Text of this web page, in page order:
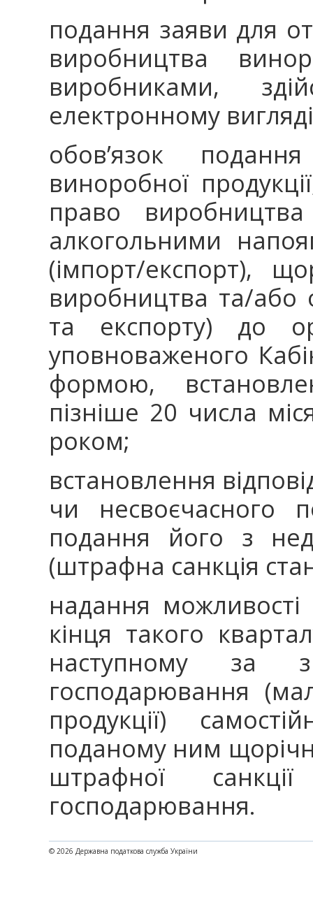
подання заяви для
виробництва
виробниками,
електронному
обов’язок
виноробної
право
алкогольними
(імпорт/експорт),
виробництва та/або
та експорту) до
уповноваженого
формою,
пізніше 20 числа
роком;
встановлення
чи несвоєчасного
подання його з
(штрафна санкція
надання
кінця такого
наступному за
господарювання
продукції)
поданому ним
штрафної
господарювання.
© 2026 Державна податкова служба України